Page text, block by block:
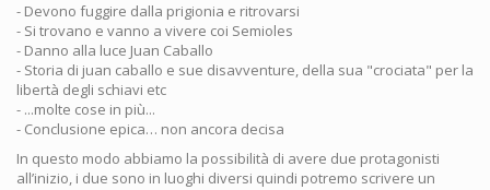
- Devono fuggire dalla prigionia e ritrovarsi
- Si trovano e vanno a vivere coi Semioles
- Danno alla luce Juan Caballo
- Storia di juan caballo e sue disavventure, della sua "crociata" per la
libertà degli schiavi etc
- ...molte cose in più...
- Conclusione epica… non ancora decisa
In questo modo abbiamo la possibilità di avere due protagonisti
all’inizio, i due sono in luoghi diversi quindi potremo scrivere un